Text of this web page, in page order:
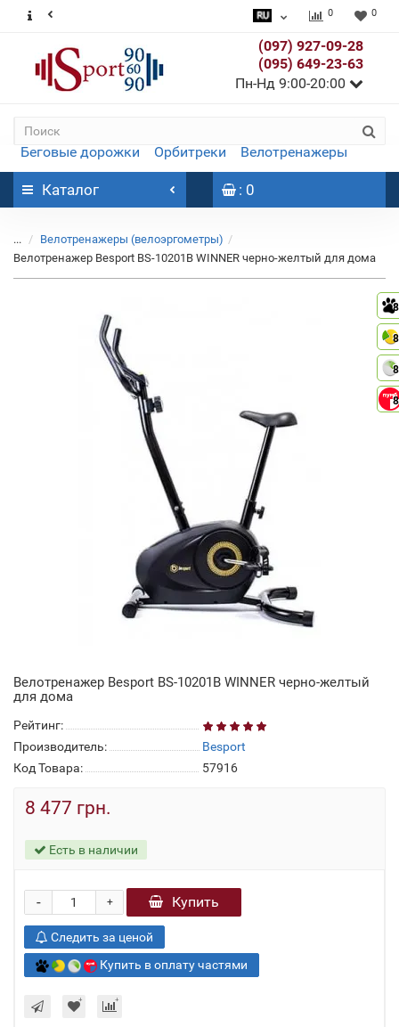
0 0
(097) 927-09-28
(095) 649-23-63
Пн-Нд 9:00-20:00
Беговые дорожки Орбитреки Велотренажеры
Каталог : 0
...
Велотренажеры (велоэргометры)
Велотренажер Besport BS-10201B WINNER черно-желтый для дома
8
8
8
8
Велотренажер Besport BS-10201B WINNER черно-желтый
для дома
Рейтинг:
Производитель:
Besport
Код Товара:
57916
8 477 грн.
Есть в наличии
+
- Купить
Следить за ценой
Купить в оплату частями